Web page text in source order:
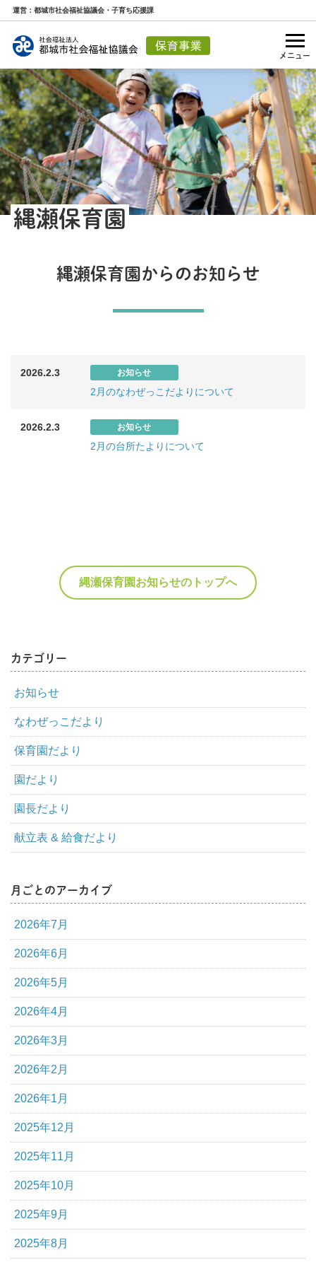
運営：都城市社会福祉協議会・子育ち応援課
メニュー
縄瀬保育園
縄瀬保育園からのお知らせ
2026.2.3 お知らせ
2月のなわぜっこだよりについて
2026.2.3 お知らせ
2月の台所たよりについて
縄瀬保育園お知らせのトップへ
カテゴリー
お知らせ
なわぜっこだより
保育園だより
園だより
園長だより
献立表 & 給食だより
月ごとのアーカイブ
2026年7月
2026年6月
2026年5月
2026年4月
2026年3月
2026年2月
2026年1月
2025年12月
2025年11月
2025年10月
2025年9月
2025年8月